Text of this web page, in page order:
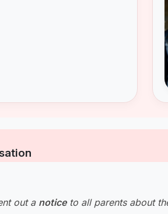
out a noticeto all parents about